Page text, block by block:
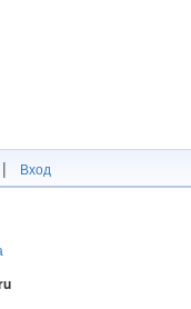
| Вход